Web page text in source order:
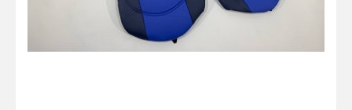
Маркировочные знаки и светоотражатели
Пневматические соединения